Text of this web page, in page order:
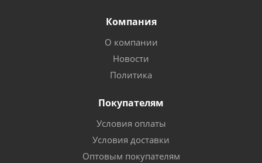
Компания
О компании
Новости
Политика
Покупателям
Условия оплаты
Условия доставки
Оптовым покупателям